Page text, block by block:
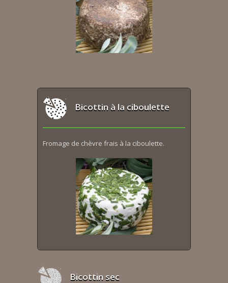
Bicottin à la ciboulette
Fromage de chèvre frais à la ciboulette.
Bicottin sec